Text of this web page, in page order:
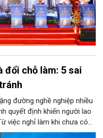
đổi chỗ làm: 5 sai
đường nghề nghiệp nhiều
quyết định khiến người lao
việc nghỉ làm khi chưa có
đến cách rời công ty cũ